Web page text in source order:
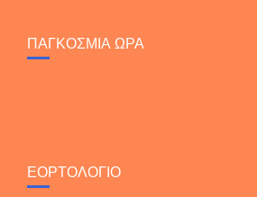
ΠΑΓΚΟΣΜΙΑ ΩΡΑ
ΕΟΡΤΟΛΟΓΙΟ